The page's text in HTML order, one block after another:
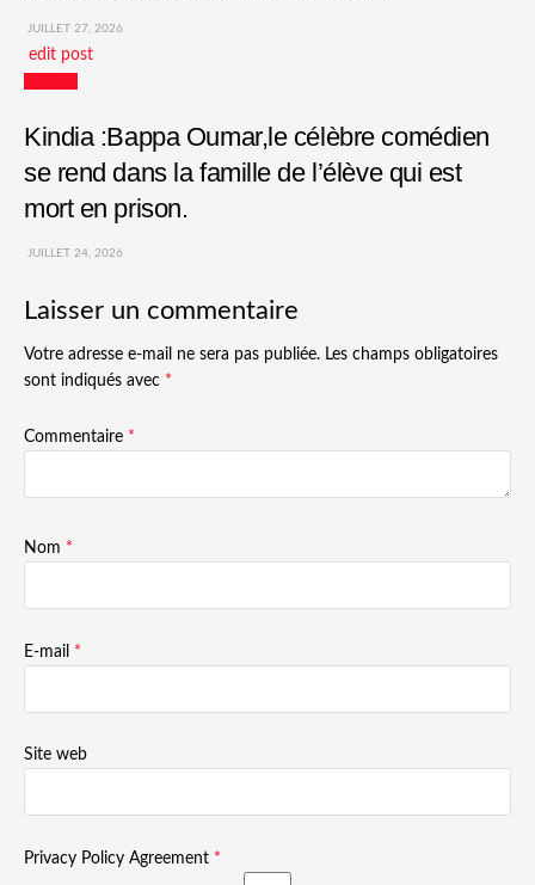
JUILLET 27, 2026
edit post
Kindia :Bappa Oumar,le célèbre comédien
se rend dans la famille de l’élève qui est
mort en prison.
JUILLET 24, 2026
Laisser un commentaire
Votre adresse e-mail ne sera pas publiée. Les champs obligatoires
sont indiqués avec *
Commentaire *
Nom *
E-mail *
Site web
Privacy Policy Agreement *